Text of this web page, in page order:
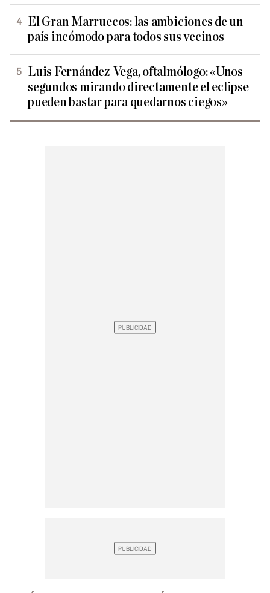
El Gran Marruecos: las ambiciones de un
país incómodo para todos sus vecinos
Luis Fernández-Vega, oftalmólogo: «Unos
segundos mirando directamente el eclipse
pueden bastar para quedarnos ciegos»